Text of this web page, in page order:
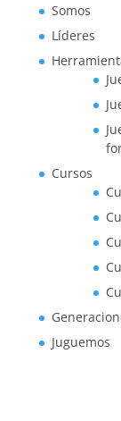
Somos
Líderes
Cursos
Juguemos